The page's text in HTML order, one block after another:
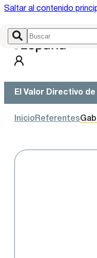
Saltar al contenido
El Valor Directivo
Inicio Referentes